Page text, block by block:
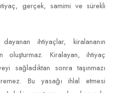
gerçek, samimi ve sürekli
ihtiyaçlar, kiralananın
oluşturmaz. Kiralayan, ihtiyaç
sağladıktan sonra taşınmazı
Bu yasağı ihlal etmesi